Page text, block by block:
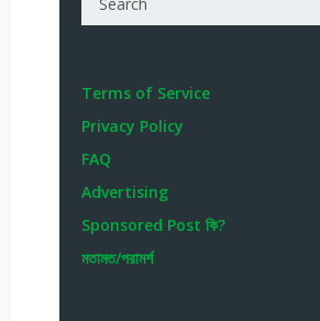
Terms of Service
Privacy Policy
FAQ
Advertising
Sponsored Post কি?
মতামত/পরামর্শ